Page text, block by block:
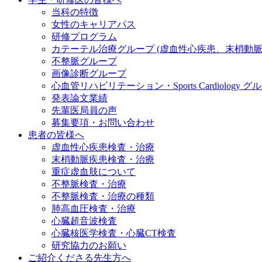
当科の特徴
女性のキャリアパス
研修プログラム
カテーテル治療グループ (虚血性心疾患、末梢動脈
不整脈グループ
画像診断グループ
心血管リハビリテーション・Sports Cardiology グ
発表論文業績
先輩医局員の声
募集要項・お問い合わせ
患者の皆様へ
虚血性心疾患検査・治療
末梢動脈疾患検査・治療
重症虚血肢について
不整脈検査・治療
不整脈検査・治療の種類
肺高血圧検査・治療
心臓超音波検査
心臓核医学検査・心臓CT検査
研究協力のお願い
ご紹介くださる先生方へ